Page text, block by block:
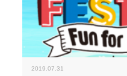
2019.07.31